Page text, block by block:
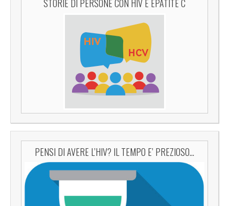
STORIE DI PERSONE CON HIV E EPATITE C
PENSI DI AVERE L’HIV? IL TEMPO E’ PREZIOSO…